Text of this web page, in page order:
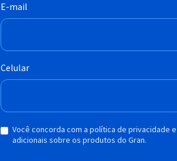
E-mail
Celular
Você concorda com a política de privacidade
adicionais sobre os produtos do Gran.